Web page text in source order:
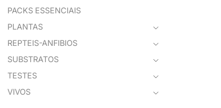
PACKS ESSENCIAIS
PLANTAS
REPTEIS-ANFIBIOS
SUBSTRATOS
TESTES
VIVOS